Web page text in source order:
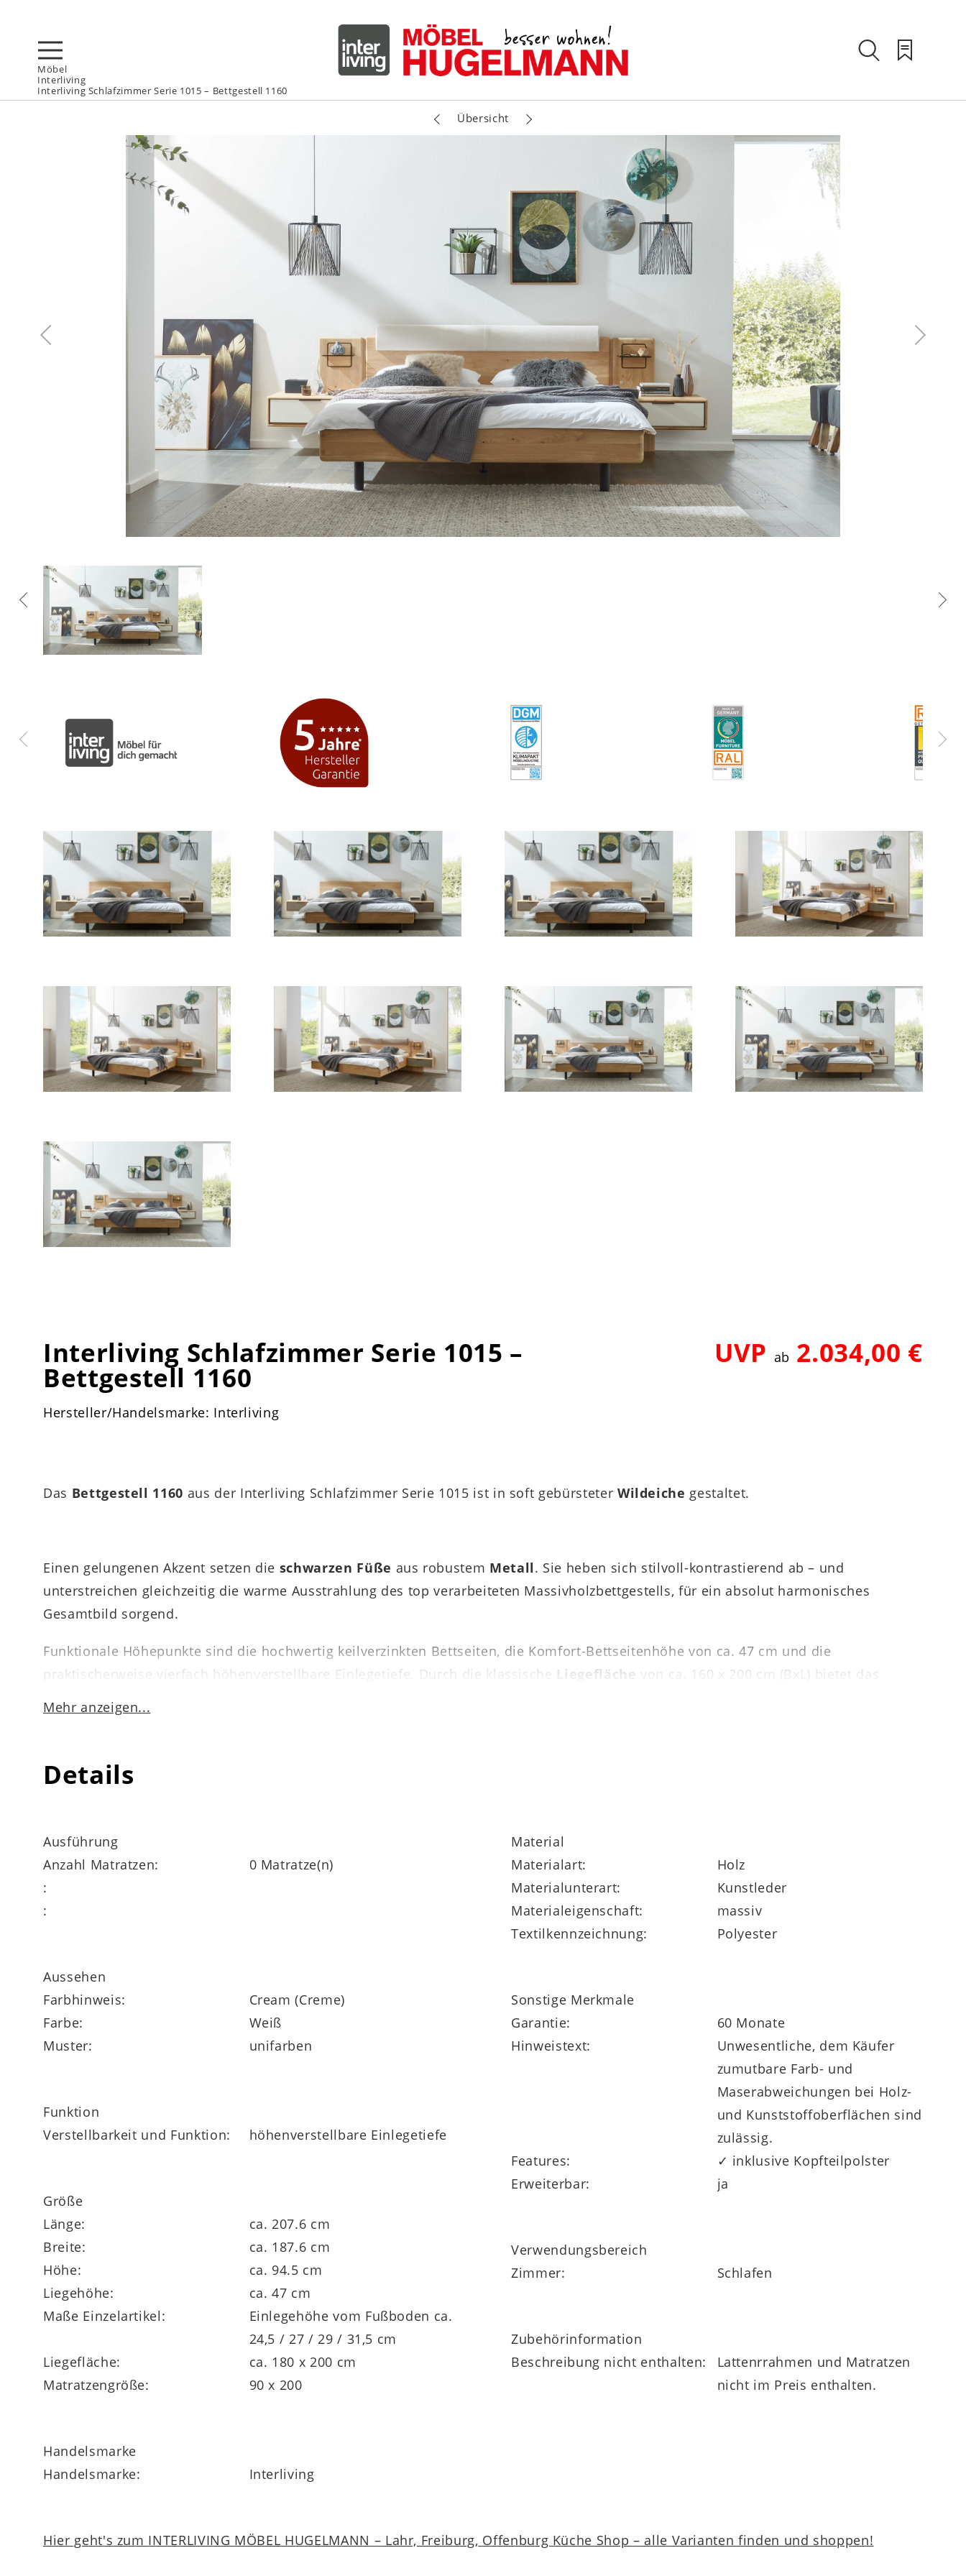
Möbel
Interliving
Interliving Schlafzimmer Serie 1015 – Bettgestell 1160
Übersicht
Interliving Schlafzimmer Serie 1015 –
Bettgestell 1160
UVP ab 2.034,00 €
Hersteller/Handelsmarke: Interliving
Das Bettgestell 1160 aus der Interliving Schlafzimmer Serie 1015 ist in soft gebürsteter Wildeiche gestaltet.
Einen gelungenen Akzent setzen die schwarzen Füße aus robustem Metall. Sie heben sich stilvoll-kontrastierend ab – und
unterstreichen gleichzeitig die warme Ausstrahlung des top verarbeiteten Massivholzbettgestells, für ein absolut harmonisches
Gesamtbild sorgend.
Funktionale Höhepunkte sind die hochwertig keilverzinkten Bettseiten, die Komfort-Bettseitenhöhe von ca. 47 cm und die
praktischerweise vierfach höhenverstellbare Einlegetiefe. Durch die klassische Liegefläche von ca. 160 x 200 cm (BxL) bietet das
Mehrpreis lieferbar.
Höhen zur Wahl. Auch Sonderanfertigungen lassen sich realisieren. Das Doppelbettgestell ist Teil eines umfassenden, individuell
Mehr anzeigen...
Details
Ausführung
Anzahl Matratzen:
0 Matratze(n)
:
:
Aussehen
Farbhinweis:
Cream (Creme)
Farbe:
Weiß
Muster:
unifarben
Funktion
Verstellbarkeit und Funktion:
höhenverstellbare Einlegetiefe
Größe
Länge:
ca. 207.6 cm
Breite:
ca. 187.6 cm
Höhe:
ca. 94.5 cm
Liegehöhe:
ca. 47 cm
Maße Einzelartikel:
Einlegehöhe vom Fußboden ca.
24,5 / 27 / 29 / 31,5 cm
Liegefläche:
ca. 180 x 200 cm
Matratzengröße:
90 x 200
Handelsmarke
Handelsmarke:
Interliving
Material
Materialart:
Holz
Materialunterart:
Kunstleder
Materialeigenschaft:
massiv
Textilkennzeichnung:
Polyester
Sonstige Merkmale
Garantie:
60 Monate
Hinweistext:
Unwesentliche, dem Käufer
zumutbare Farb- und
Maserabweichungen bei Holz-
und Kunststoffoberflächen sind
zulässig.
Features:
✓ inklusive Kopfteilpolster
Erweiterbar:
ja
Verwendungsbereich
Zimmer:
Schlafen
Zubehörinformation
Beschreibung nicht enthalten:
Lattenrrahmen und Matratzen
nicht im Preis enthalten.
Hier geht's zum INTERLIVING MÖBEL HUGELMANN – Lahr, Freiburg, Offenburg Küche Shop – alle Varianten finden und shoppen!